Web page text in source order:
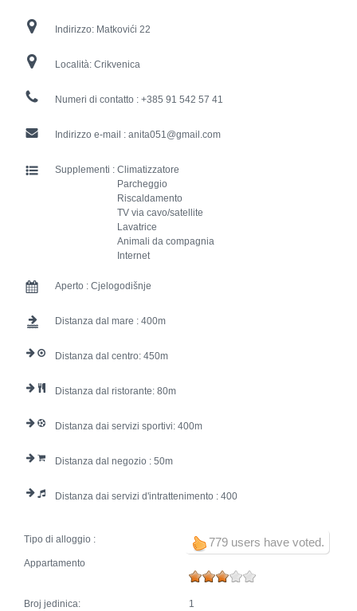
Indirizzo: Matkovići 22
Località: Crikvenica
Numeri di contatto : +385 91 542 57 41
Indirizzo e-mail : anita051@gmail.com
Supplementi : Climatizzatore
Parcheggio
Riscaldamento
TV via cavo/satellite
Lavatrice
Animali da compagnia
Internet
Aperto : Cjelogodišnje
Distanza dal mare : 400
Distanza dal centro: 450
Distanza dal ristorante: 80
Distanza dai servizi sportivi: 400
Distanza dal negozio : 50
Distanza dai servizi d'intrattenimento : 400
779 users have voted.
Tipo di alloggio :
Appartamento
Broj jedinica:
1